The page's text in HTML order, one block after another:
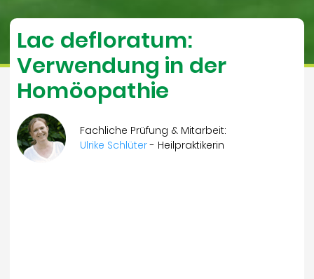
Lac defloratum:
Verwendung in der
Homöopathie
Fachliche Prüfung & Mitarbeit:
Ulrike Schlüter- Heilpraktikerin